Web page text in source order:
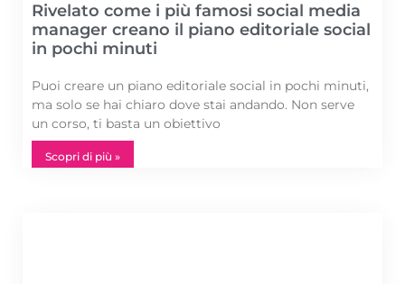
Rivelato come i più famosi social media
manager creano il piano editoriale social
in pochi minuti
Puoi creare un piano editoriale social in pochi minuti,
ma solo se hai chiaro dove stai andando. Non serve
un corso, ti basta un obiettivo
Scopri di più »